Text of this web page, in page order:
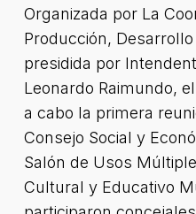
Organizada por La
Producción,
presidida por
Leonardo Raimundo,
a cabo la primera
Consejo Social y
Salón de Usos
Cultural y Educativo